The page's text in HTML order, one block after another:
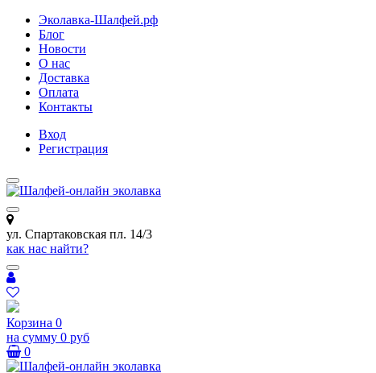
Эколавка-Шалфей.рф
Блог
Новости
О нас
Доставка
Оплата
Контакты
Вход
Регистрация
ул. Спартаковская пл. 14/3
как нас найти?
Корзина 0
на сумму 0 руб
0